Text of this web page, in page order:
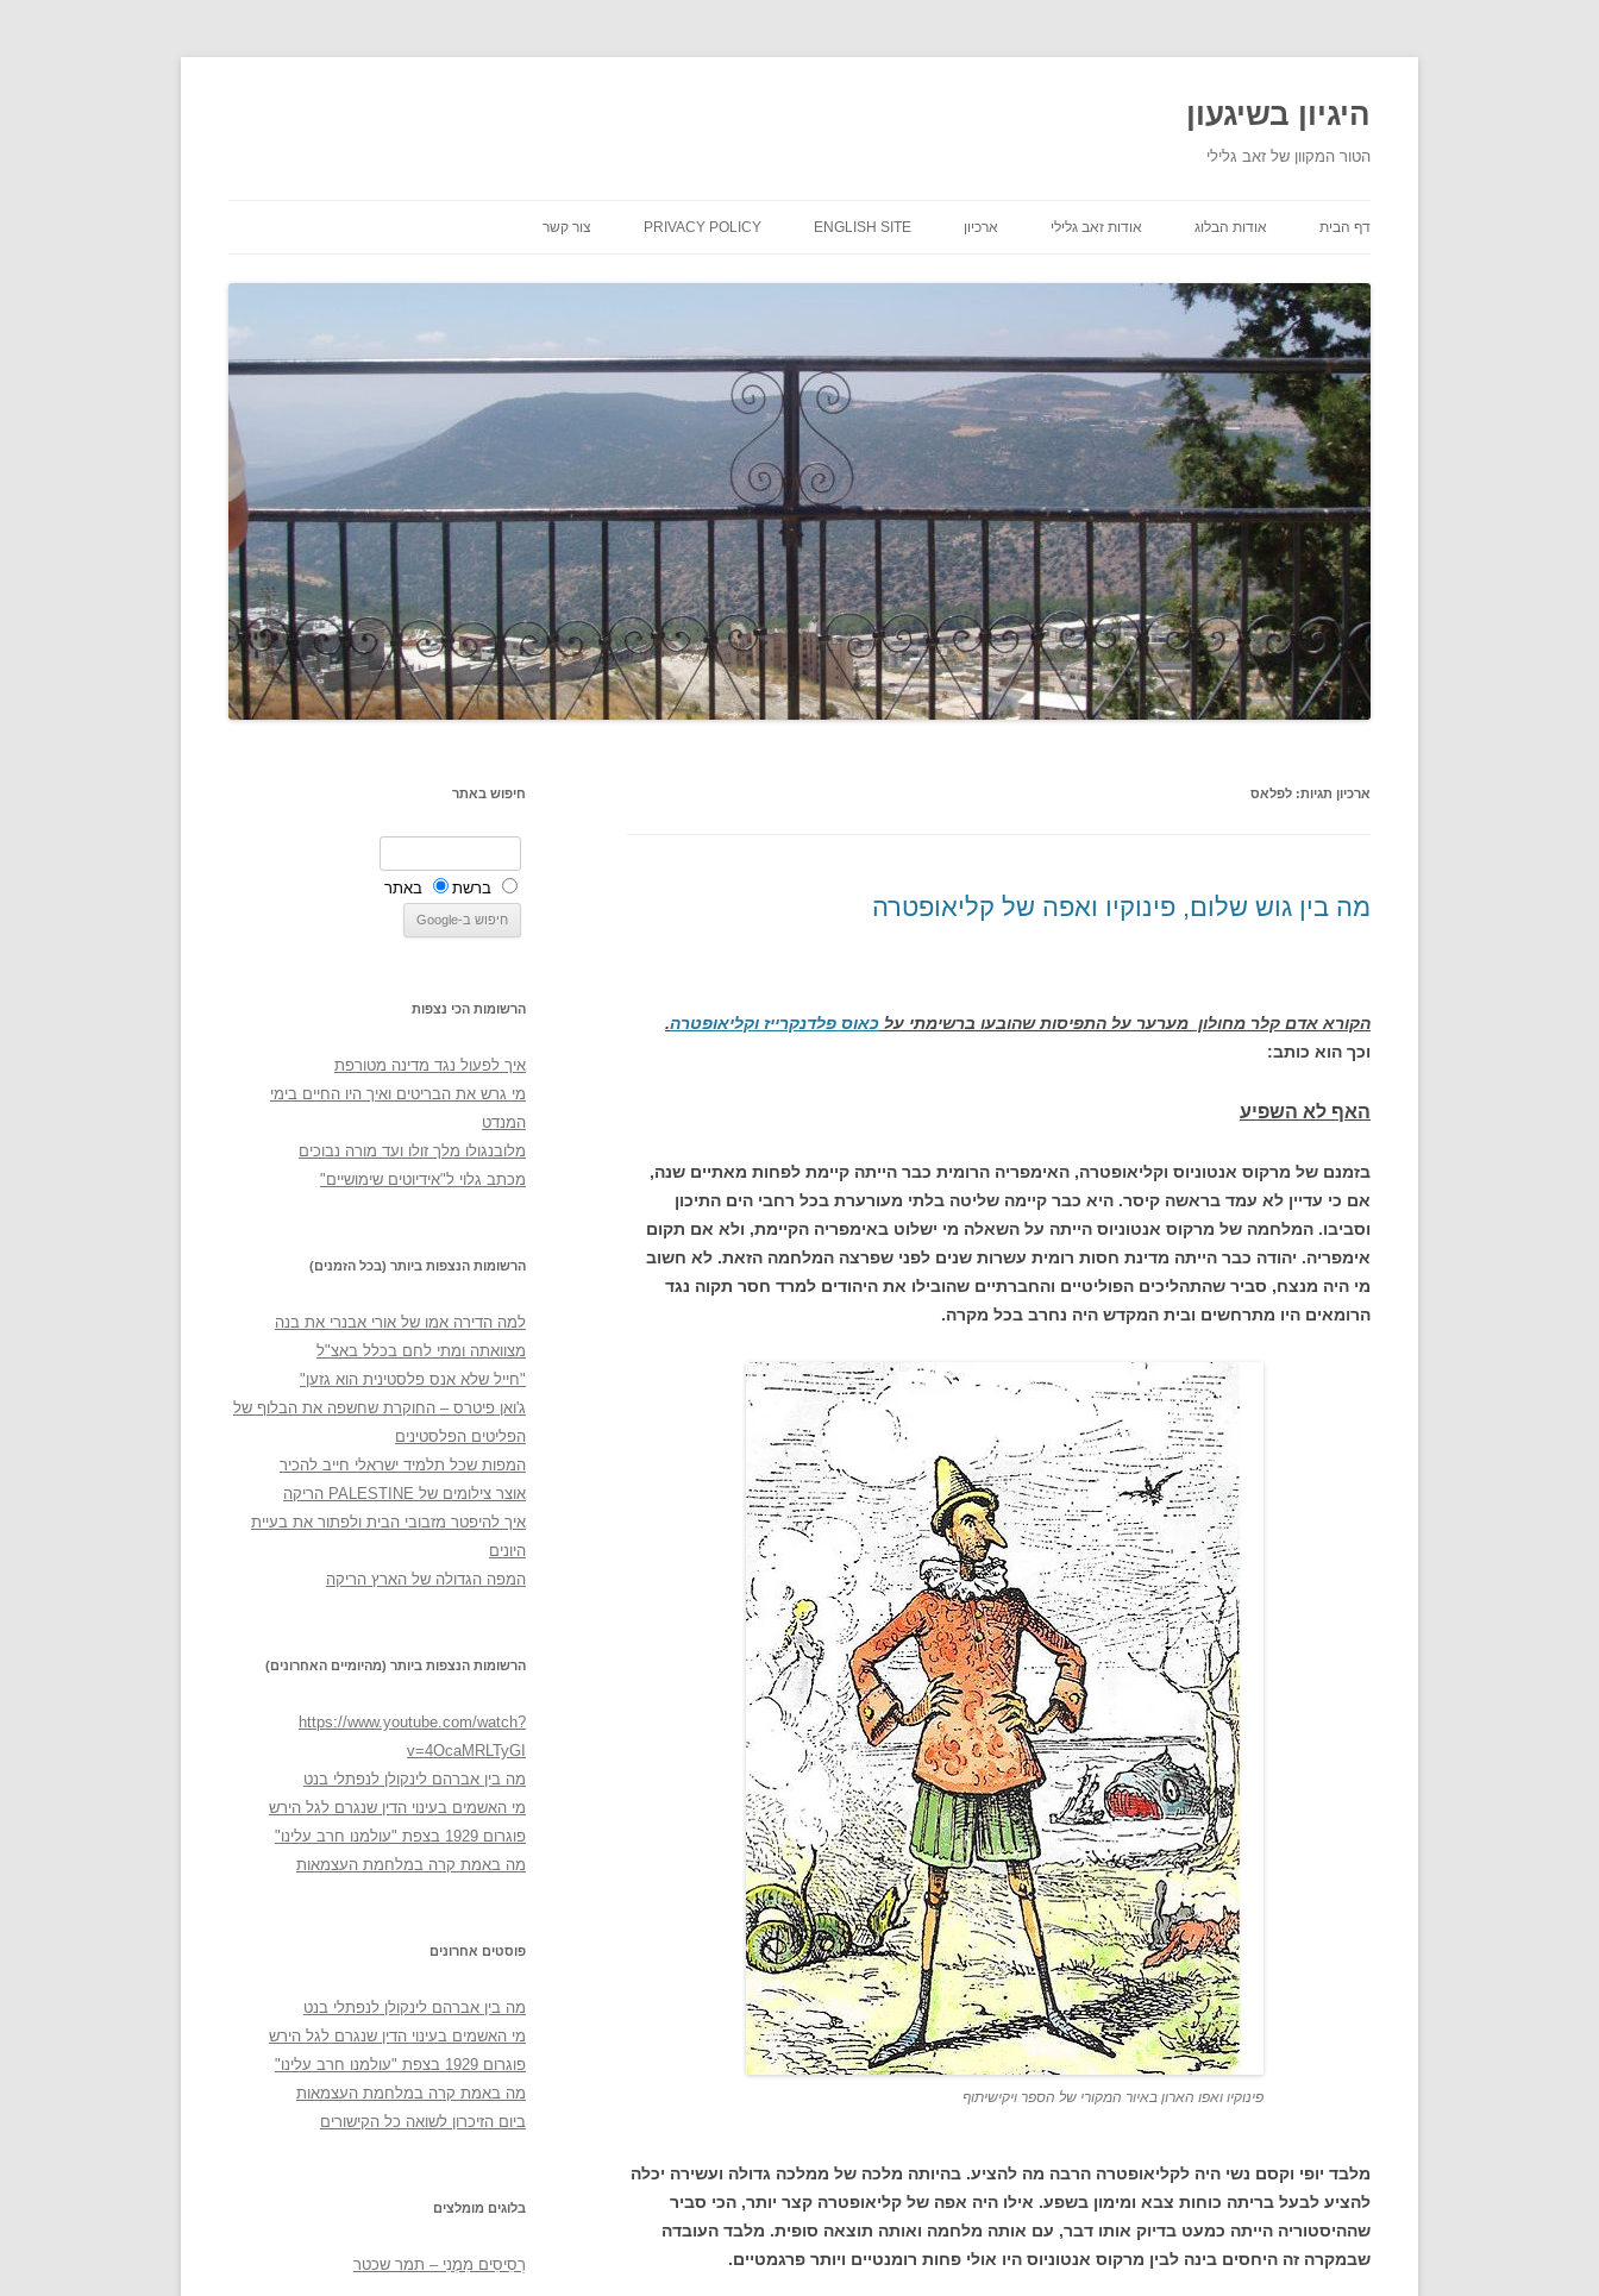
היגיון בשיגעון
הטור המקוון של זאב גלילי
דף הבית אודות הבלוג אודות זאב גלילי ארכיון ENGLISH SITE
PRIVACY POLICY צור קשר
ארכיון תגיות: לפלאס
מה בין גוש שלום, פינוקיו ואפה של קליאופטרה
הקורא אדם קלר מחולון מערער על התפיסות שהובעו ברשימתי על כאוס פלדנקרייז וקליאופטרה.
וכך הוא כותב:
האף לא השפיע
בזמנם של מרקוס אנטוניוס וקליאופטרה, האימפריה הרומית כבר הייתה קיימת לפחות מאתיים שנה,
אם כי עדיין לא עמד בראשה קיסר. היא כבר קיימה שליטה בלתי מעורערת בכל רחבי הים התיכון
וסביבו. המלחמה של מרקוס אנטוניוס הייתה על השאלה מי ישלוט באימפריה הקיימת, ולא אם תקום
אימפריה. יהודה כבר הייתה מדינת חסות רומית עשרות שנים לפני שפרצה המלחמה הזאת. לא חשוב
מי היה מנצח, סביר שהתהליכים הפוליטיים והחברתיים שהובילו את היהודים למרד חסר תקוה נגד
הרומאים היו מתרחשים ובית המקדש היה נחרב בכל מקרה.
פינוקיו ואפו הארון באיור המקורי של הספר ויקישיתוף
מלבד יופי וקסם נשי היה לקליאופטרה הרבה מה להציע. בהיותה מלכה של ממלכה גדולה ועשירה יכלה
להציע לבעל בריתה כוחות צבא ומימון בשפע. אילו היה אפה של קליאופטרה קצר יותר, הכי סביר
שההיסטוריה הייתה כמעט בדיוק אותו דבר, עם אותה מלחמה ואותה תוצאה סופית. מלבד העובדה
שבמקרה זה היחסים בינה לבין מרקוס אנטוניוס היו אולי פחות רומנטיים ויותר פרגמטיים.
חיפוש באתר
ברשת באתר
הרשומות הכי נצפות
איך לפעול נגד מדינה מטורפת
מי גרש את הבריטים ואיך היו החיים בימי
המנדט
מלובנגולו מלך זולו ועד מורה נבוכים
מכתב גלוי ל"אידיוטים שימושיים"
הרשומות הנצפות ביותר (בכל הזמנים)
למה הדירה אמו של אורי אבנרי את בנה
מצוואתה ומתי לחם בכלל באצ"ל
"חייל שלא אנס פלסטינית הוא גזען"
ג'ואן פיטרס – החוקרת שחשפה את הבלוף של
הפליטים הפלסטינים
המפות שכל תלמיד ישראלי חייב להכיר
אוצר צילומים של PALESTINE הריקה
איך להיפטר מזבובי הבית ולפתור את בעיית
היונים
המפה הגדולה של הארץ הריקה
הרשומות הנצפות ביותר (מהיומיים האחרונים)
https://www.youtube.com/watch?
v=4OcaMRLTyGI
מה בין אברהם לינקולן לנפתלי בנט
מי האשמים בעינוי הדין שנגרם לגל הירש
פוגרום 1929 בצפת "עולמנו חרב עלינו"
מה באמת קרה במלחמת העצמאות
פוסטים אחרונים
מה בין אברהם לינקולן לנפתלי בנט
מי האשמים בעינוי הדין שנגרם לגל הירש
פוגרום 1929 בצפת "עולמנו חרב עלינו"
מה באמת קרה במלחמת העצמאות
ביום הזיכרון לשואה כל הקישורים
בלוגים מומלצים
רְסִיסִים מִמֶנִי – תמר שכטר